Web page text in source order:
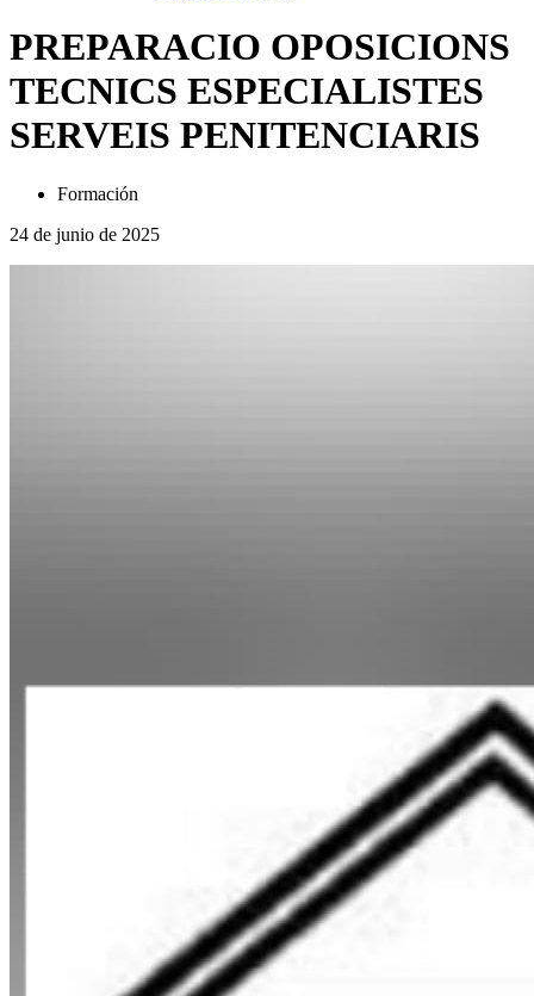
PREPARACIO OPOSICIONS
TECNICS ESPECIALISTES
SERVEIS PENITENCIARIS
Formación
24 de junio de 2025